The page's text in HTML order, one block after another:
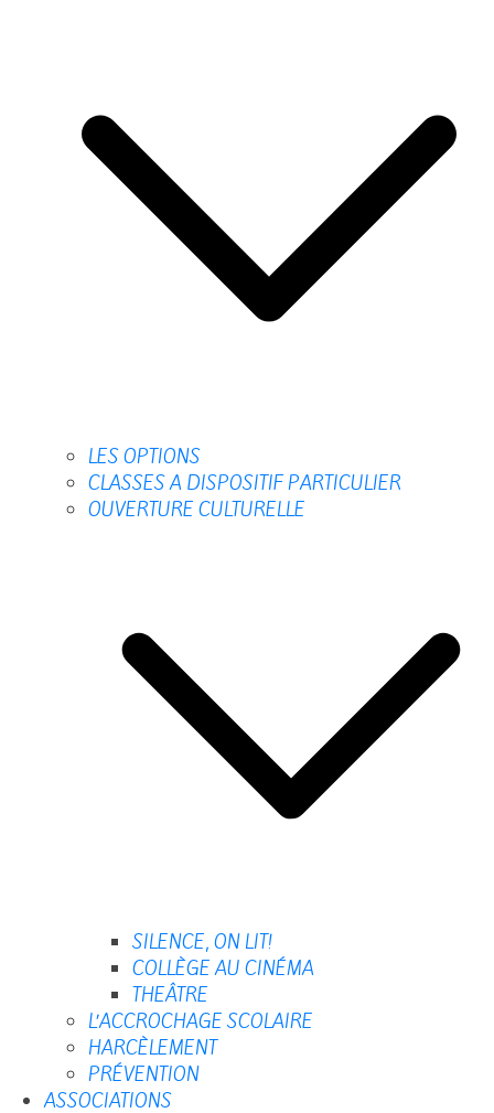
LES OPTIONS
CLASSES A DISPOSITIF PARTICULIER
OUVERTURE CULTURELLE
SILENCE, ON LIT!
COLLÈGE AU CINÉMA
THEÂTRE
L’ACCROCHAGE SCOLAIRE
HARCÈLEMENT
PRÉVENTION
ASSOCIATIONS